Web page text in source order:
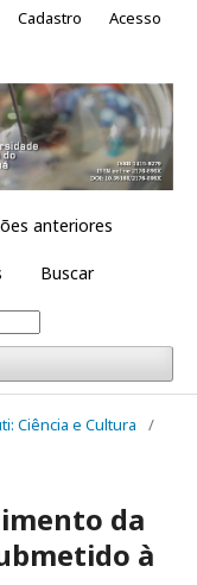
anteriores
Buscar
Cadastro Acesso
Ciência e Cultura
/
da
à